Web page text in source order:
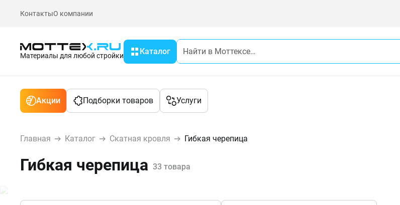
КонтактыО компании
Материалы для любой стройки Каталог
Акции Подборки товаров Услуги
Главная Каталог Скатная кровля Гибкая черепица
Гибкая черепица 33 товара